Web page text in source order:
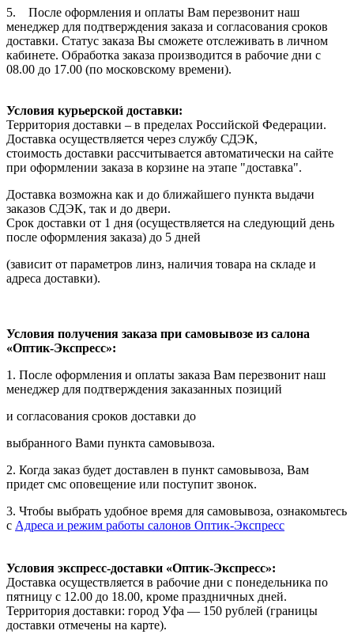
5. После оформления и оплаты Вам перезвонит наш
менеджер для подтверждения заказа и согласования сроков
доставки. Статус заказа Вы сможете отслеживать в личном
кабинете. Обработка заказа производится в рабочие дни с
08.00 до 17.00 (по московскому времени).
Условия курьерской доставки:
Территория доставки – в пределах Российской Федерации.
Доставка осуществляется через службу СДЭК,
стоимость доставки рассчитывается автоматически на сайте
при оформлении заказа в корзине на этапе "доставка".
Доставка возможна как и до ближайшего пункта выдачи
заказов СДЭК, так и до двери.
Срок доставки от 1 дня (осуществляется на следующий день
после оформления заказа) до 5 дней
(зависит от параметров линз, наличия товара на складе и
адреса доставки).
Условия получения заказа при самовывозе из салона
«Оптик-Экспресс»:
1. После оформления и оплаты заказа Вам перезвонит наш
менеджер для подтверждения заказанных позиций
и согласования сроков доставки до
выбранного Вами пункта самовывоза.
2. Когда заказ будет доставлен в пункт самовывоза, Вам
придет смс оповещение или поступит звонок.
3. Чтобы выбрать удобное время для самовывоза, ознакомьтесь
с Адреса и режим работы салонов Оптик-Экспресс
Условия экспресс-доставки «Оптик-Экспресс»:
Доставка осуществляется в рабочие дни с понедельника по
пятницу с 12.00 до 18.00, кроме праздничных дней.
Территория доставки: город Уфа — 150 рублей (границы
доставки отмечены на карте).